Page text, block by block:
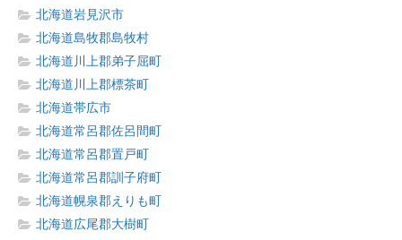
北海道岩見沢市
北海道島牧郡島牧村
北海道川上郡弟子屈町
北海道川上郡標茶町
北海道帯広市
北海道常呂郡佐呂間町
北海道常呂郡置戸町
北海道常呂郡訓子府町
北海道幌泉郡えりも町
北海道広尾郡大樹町